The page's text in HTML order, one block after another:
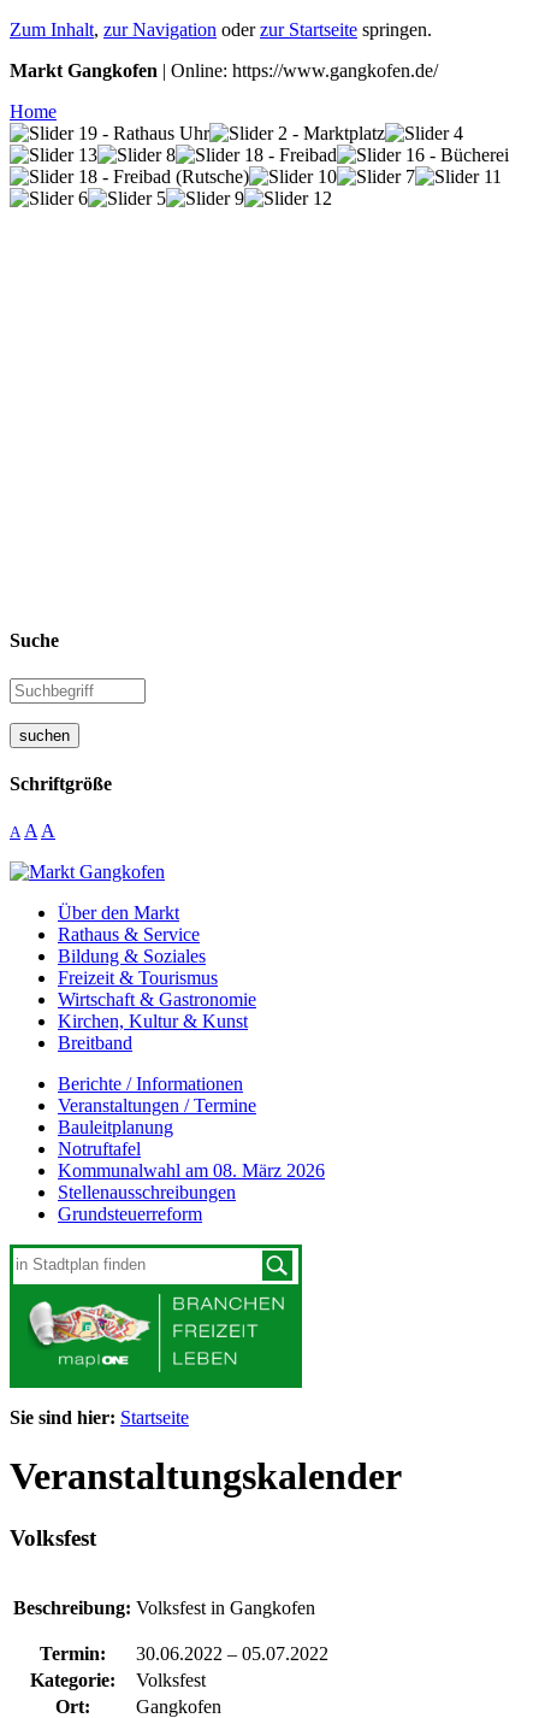
Zum Inhalt, zur Navigation oderzur Startseite springen.
Markt Gangkofen | Online: https://www.gangkofen.de/
Home
Suche
suchen
Schriftgröße
A A A
Über den Markt
Rathaus & Service
Bildung & Soziales
Freizeit & Tourismus
Wirtschaft & Gastronomie
Kirchen, Kultur & Kunst
Breitband
Berichte / Informationen
Veranstaltungen / Termine
Bauleitplanung
Notruftafel
Kommunalwahl am 08. März 2026
Stellenausschreibungen
Grundsteuerreform
Sie sind hier: Startseite
Veranstaltungskalender
Volksfest
Beschreibung: Volksfest in Gangkofen
Termin: 30.06.2022 – 05.07.2022
Kategorie:
Volksfest
Ort:
Gangkofen